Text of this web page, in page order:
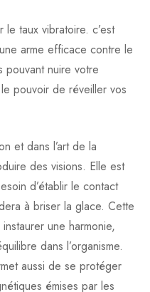
taux vibratoire. c’est
arme efficace contre le
pouvant nuire votre
pouvoir de réveiller vos
et dans l’art de la
des visions. Elle est
d’établir le contact
à briser la glace. Cette
une harmonie,
dans l’organisme.
aussi de se protéger
émises par les